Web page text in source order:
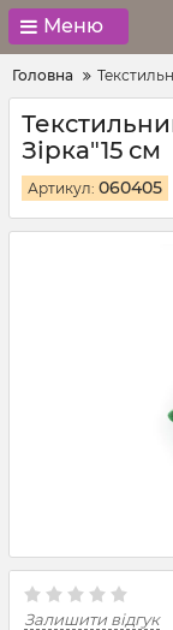
Меню
Головна
Зірка"15 см
Артикул: 060405
Залишити відгук